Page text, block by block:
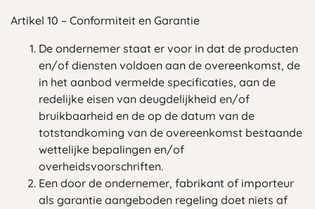
Artikel 10 – Conformiteit en Garantie
De ondernemer staat er voor in dat de producten
en/of diensten voldoen aan de overeenkomst, de
in het aanbod vermelde specificaties, aan de
redelijke eisen van deugdelijkheid en/of
bruikbaarheid en de op de datum van de
totstandkoming van de overeenkomst bestaande
wettelijke bepalingen en/of
overheidsvoorschriften.
Een door de ondernemer, fabrikant of importeur
als garantie aangeboden regeling doet niets af